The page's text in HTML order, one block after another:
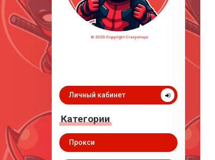
Личный кабинет
Категории
Прокси